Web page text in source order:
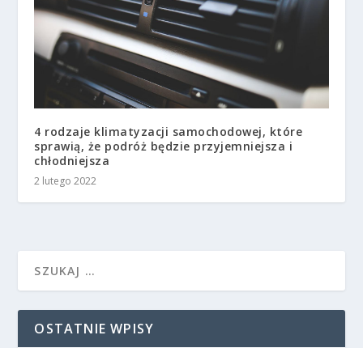
4 rodzaje klimatyzacji samochodowej, które
sprawią, że podróż będzie przyjemniejsza i
chłodniejsza
2 lutego 2022
OSTATNIE WPISY